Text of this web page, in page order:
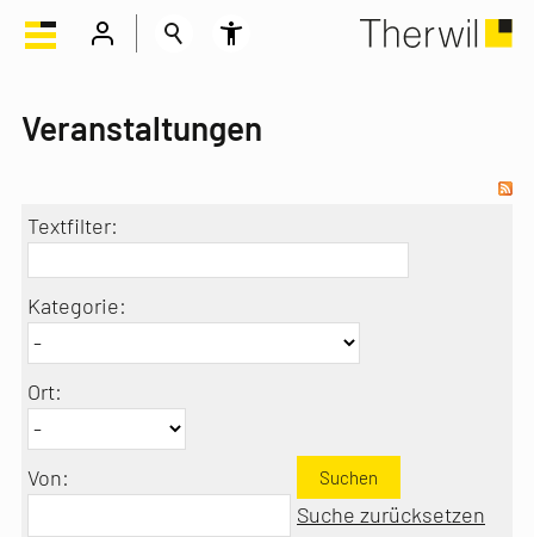
Veranstaltungen
Textfilter:
Kategorie:
Ort:
Von: Suchen
Suche zurücksetzen